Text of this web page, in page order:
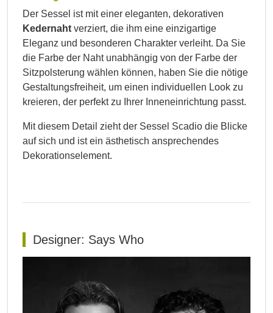
Der Sessel ist mit einer eleganten, dekorativen
Kedernaht verziert, die ihm eine einzigartige
Eleganz und besonderen Charakter verleiht. Da Sie
die Farbe der Naht unabhängig von der Farbe der
Sitzpolsterung wählen können, haben Sie die nötige
Gestaltungsfreiheit, um einen individuellen Look zu
kreieren, der perfekt zu Ihrer Innen­einrichtung passt.
Mit diesem Detail zieht der Sessel Scadio die Blicke
auf sich und ist ein ästhetisch ansprechendes
Dekorationselement.
Designer: Says Who